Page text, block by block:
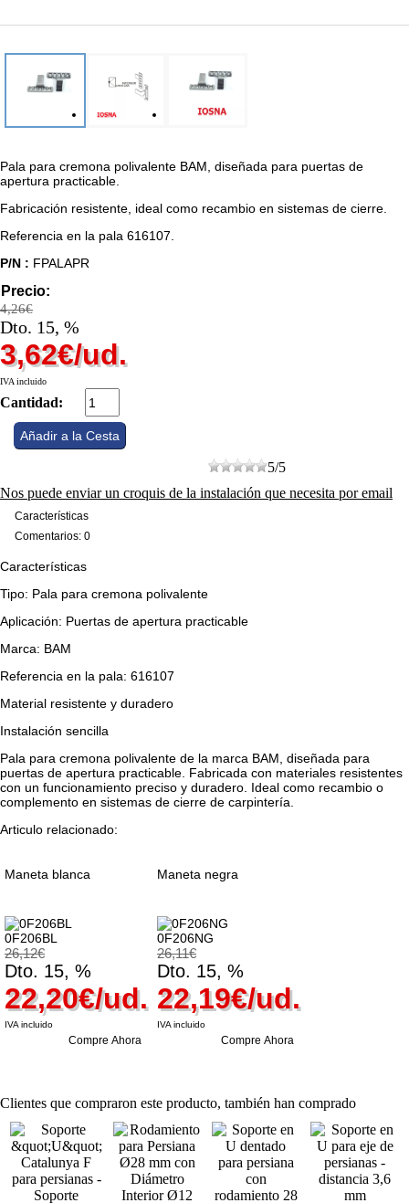
Pala para cremona polivalente BAM, diseñada para puertas de
apertura practicable.
Fabricación resistente, ideal como recambio en sistemas de cierre.
Referencia en la pala 616107.
P/N : FPALAPR
Precio:
4,26€
Dto. 15, %
3,62€/ud.
IVA incluido
Cantidad:
5/5
Nos puede enviar un croquis de la instalación que necesita por email
Características
Comentarios: 0
Características
Tipo: Pala para cremona polivalente
Aplicación: Puertas de apertura practicable
Marca: BAM
Referencia en la pala: 616107
Material resistente y duradero
Instalación sencilla
Pala para cremona polivalente de la marca BAM, diseñada para
puertas de apertura practicable. Fabricada con materiales resistentes
con un funcionamiento preciso y duradero. Ideal como recambio o
complemento en sistemas de cierre de carpintería.
Articulo relacionado:
Maneta blanca Maneta negra
0F206BL
26,12€
Dto. 15, %
22,20€/ud.
IVA incluido
Compre Ahora
0F206NG
26,11€
Dto. 15, %
22,19€/ud.
IVA incluido
Compre Ahora
Clientes que compraron este producto, también han comprado